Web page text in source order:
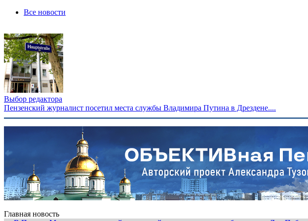
Все новости
Выбор редактора
Пензенский журналист посетил места службы Владимира Путина в Дрездене....
Главная новость